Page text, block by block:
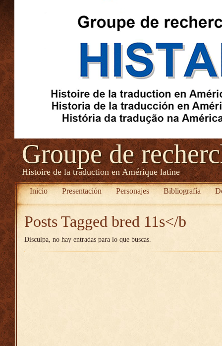
Groupe de
Histoire de la traduction en Amérique latine
Inicio Presentación Personajes Bibliografía
Posts Tagged bred 11s</b
Disculpa, no hay entradas para lo que buscas.